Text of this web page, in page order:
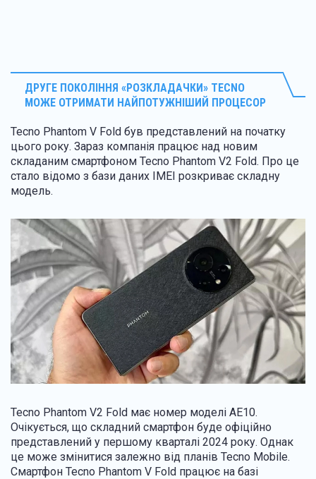
ДРУГЕ ПОКОЛІННЯ «РОЗКЛАДАЧКИ» TECNO
МОЖЕ ОТРИМАТИ НАЙПОТУЖНІШИЙ ПРОЦЕСОР
Tecno Phantom V Fold був представлений на початку
цього року. Зараз компанія працює над новим
складаним смартфоном Tecno Phantom V2 Fold. Про це
стало відомо з бази даних IMEI розкриває складну
модель.
Tecno Phantom V2 Fold має номер моделі AE10.
Очікується, що складний смартфон буде офіційно
представлений у першому кварталі 2024 року. Однак
це може змінитися залежно від планів Tecno Mobile.
Смартфон Tecno Phantom V Fold працює на базі